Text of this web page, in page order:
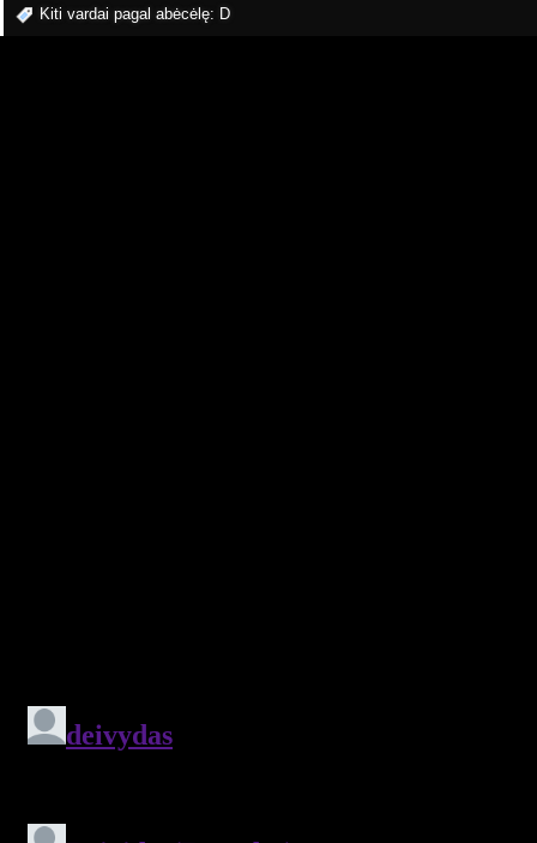
Kiti vardai pagal abėcėlę: D